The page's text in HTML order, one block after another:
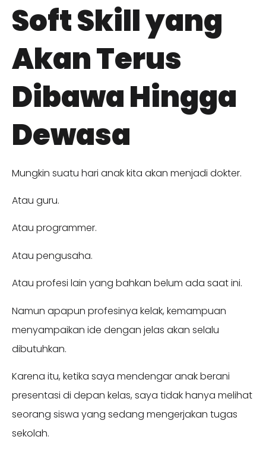
Soft Skill yang
Akan Terus
Dibawa Hingga
Dewasa
Mungkin suatu hari anak kita akan menjadi dokter.
Atau guru.
Atau programmer.
Atau pengusaha.
Atau profesi lain yang bahkan belum ada saat ini.
Namun apapun profesinya kelak, kemampuan
menyampaikan ide dengan jelas akan selalu
dibutuhkan.
Karena itu, ketika saya mendengar anak berani
presentasi di depan kelas, saya tidak hanya melihat
seorang siswa yang sedang mengerjakan tugas
sekolah.